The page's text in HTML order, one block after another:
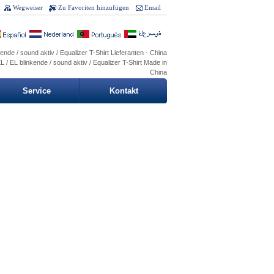
Email
Zu Favoriten hinzufügen
Wegweiser
/ sound aktiv / Equalizer T-Shirt Lieferanten - China
/ EL blinkende / sound aktiv / Equalizer T-Shirt Made in
China
Service Kontakt